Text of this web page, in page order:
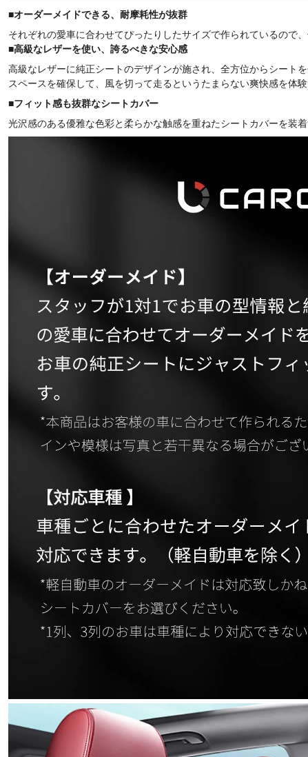
■オーダーメイドできる、耐摩耗性が抜群
それぞれの愛車に合わせてぴったりしたサイズで作られているので
■高級なレザーを使い、誇るべきな安心感
高級なレザーに純正シートのデザインが施され、全方位からシート
スペースを確保して、風を切って走るというたまらない爽快感を体験
■フィット感も抜群なシートカバー
光沢感のある優雅な色彩と柔らかな触感を重ねたシートカバーを装